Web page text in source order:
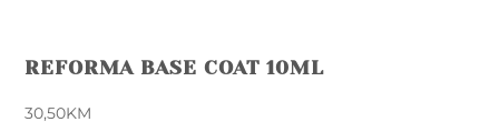
REFORMA BASE COAT 10ML
30,50KM